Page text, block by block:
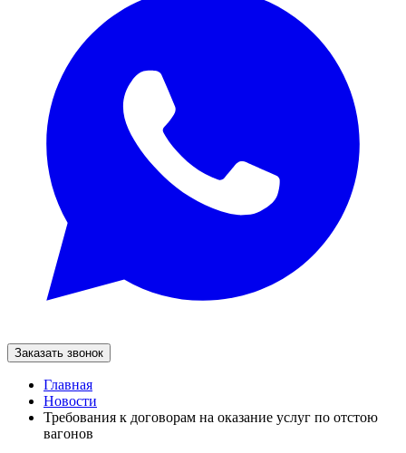
Заказать звонок
Главная
Новости
Требования к договорам на оказание услуг по отстою
вагонов